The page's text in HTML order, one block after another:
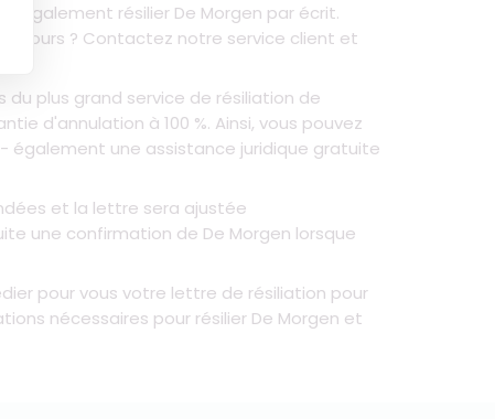
également résilier De Morgen par écrit.
jours ? Contactez notre service client et
plus grand service de résiliation de
d'annulation à 100 %. Ainsi, vous pouvez
une assistance juridique gratuite
et la lettre sera ajustée
une confirmation de De Morgen lorsque
pour vous votre lettre de résiliation pour
nécessaires pour résilier De Morgen et